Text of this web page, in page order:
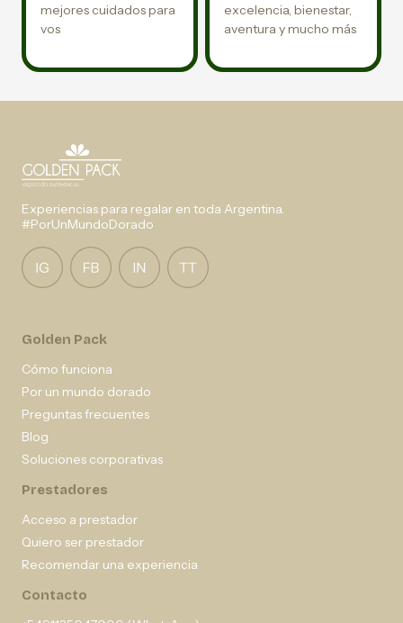
mejores cuidados para
vos
excelencia, bienestar,
aventura y mucho más
Experiencias para regalar en toda Argentina.
#PorUnMundoDorado
Golden Pack
Cómo funciona
Por un mundo dorado
Preguntas frecuentes
Blog
Soluciones corporativas
Prestadores
Acceso a prestador
Quiero ser prestador
Recomendar una experiencia
Contacto